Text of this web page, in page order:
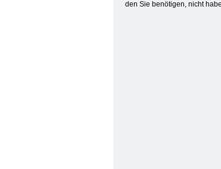
Feuer und Wasser 4:
den Sie benötigen, nicht